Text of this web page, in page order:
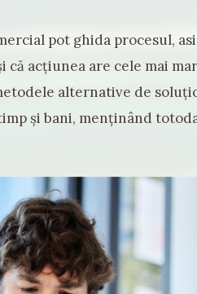
pot ghida procesul,
acțiunea are cele mai
alternative de
și bani, menținând